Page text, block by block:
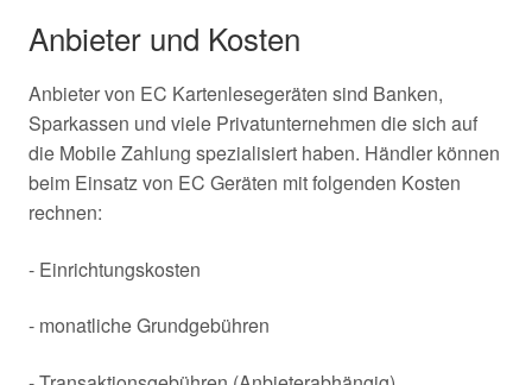
Anbieter und Kosten
Anbieter von EC Kartenlesegeräten sind Banken,
Sparkassen und viele Privatunternehmen die sich auf
die Mobile Zahlung spezialisiert haben. Händler können
beim Einsatz von EC Geräten mit folgenden Kosten
rechnen:
- Einrichtungskosten
- monatliche Grundgebühren